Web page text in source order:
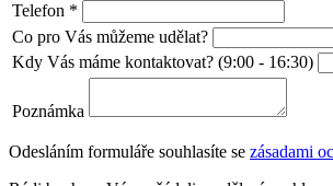
Telefon *
Co pro Vás můžeme udělat?
Kdy Vás máme kontaktovat? (9:00 - 16:30)
Poznámka
Odesláním formuláře souhlasíte se zásadami